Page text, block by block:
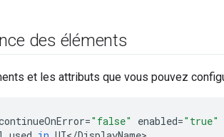
des éléments
et les attributs que vous pouvez
="false" enabled="true"